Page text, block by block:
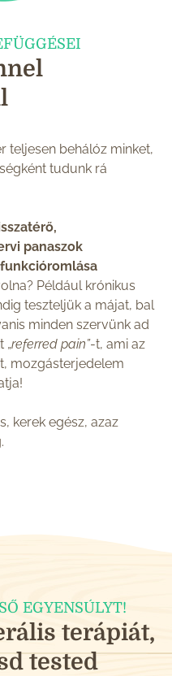
teljesen behálóz minket,
tudunk rá
panaszok
Például krónikus
teszteljük a májat, bal
minden szervünk ad
„referred pain”-t, ami az
mozgásterjedelem
kerek egész, azaz
EGYENSÚLYT!
terápiát,
tested